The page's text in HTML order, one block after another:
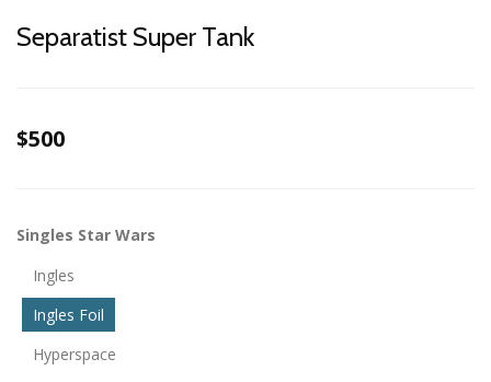
Separatist Super Tank
$500
Singles Star Wars
Ingles
Ingles Foil
Hyperspace